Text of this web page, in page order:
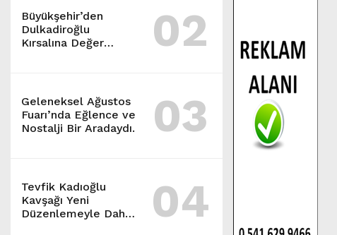
Büyükşehir’den
Dulkadiroğlu
Kırsalına Değer
02
Geleneksel Ağustos
Fuarı’nda Eğlence ve
Nostalji Bir Aradaydı.
03
Tevfik Kadıoğlu
Kavşağı Yeni
Düzenlemeyle Daha
04